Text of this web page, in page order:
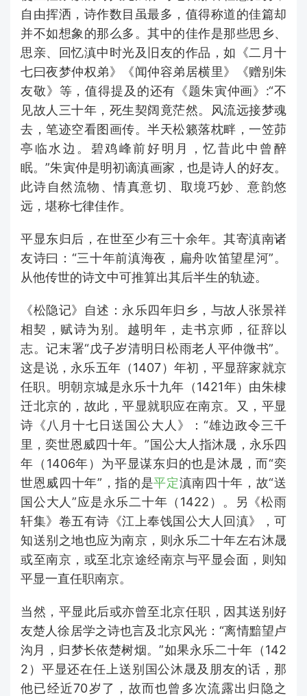
自由挥洒，诗作数目虽最多，值得称道的佳篇却
并不如想象的那么多。其中的佳作是那些思乡、
思亲、回忆滇中时光及旧友的作品，如《二月十
七曰夜梦仲权弟》《闻仲容弟居横里》《赠别朱
友敬》等，值得提及的还有《题朱寅仲画》:“不
见故人三十年，死生契阔竟茫然。风流远接梦魂
去，笔迹空看图画传。半天松籁落枕畔，一笠茆
亭临水边。碧鸡峰前好明月，忆昔此中曾醉
眠。”朱寅仲是明初谪滇画家，也是诗人的好友。
此诗自然流物、情真意切、取境巧妙、意韵悠
远，堪称七律佳作。
平显东归后，在世至少有三十余年。其寄滇南诸
友诗曰：“三十年前滇海夜，扁舟吹笛望星河”。
从他传世的诗文中可推算出其后半生的轨迹。
《松隐记》自述：永乐四年归乡，与故人张景祥
相契，赋诗为别。越明年，走书京师，征辞以
志。记末署“戊子岁清明日松雨老人平仲微书”。
这是说，永乐五年（1407）年初，平显辞家就京
任职。明朝京城是永乐十九年（1421年）由朱棣
迁北京的，故此，平显就职应在南京。又，平显
诗《八月十七日送国公大人》：“雄边政令三千
里，奕世恩威四十年。”国公大人指沐晟，永乐四
年（1406年）为平显谋东归的也是沐晟，而“奕
世恩威四十年”，指的是平定滇南四十年，故“送
国公大人”应是永乐二十年（1422）。另《松雨
轩集》卷五有诗《江上奉饯国公大人回滇》，可
知送别之地也应为南京，则永乐二十年左右沐晟
或至南京，或至北京途经南京与平显会面，则知
平显一直任职南京。
当然，平显此后或亦曾至北京任职，因其送别好
友楚人徐居学之诗也言及北京风光：“离情黯望卢
沟月，归梦长依楚树烟。”如果永乐二十年（142
2）平显还在任上送别国公沐晟及朋友的话，那
他已经近70岁了，故而也曾多次流露出归隐之